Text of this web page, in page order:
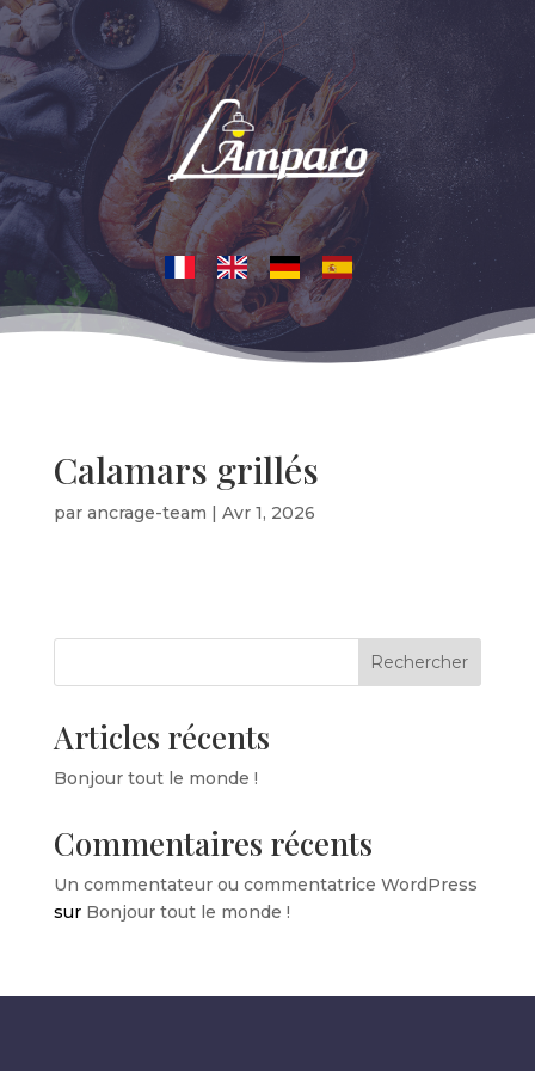
Calamars grillés
par ancrage-team | Avr 1, 2026
Rechercher
Articles récents
Bonjour tout le monde !
Commentaires récents
Un commentateur ou commentatrice WordPress
sur Bonjour tout le monde !